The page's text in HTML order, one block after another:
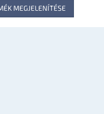
MEGJELENÍTÉSE